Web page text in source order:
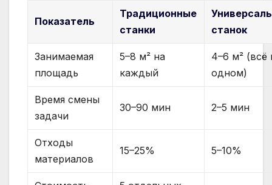
Показатель
Традиционные
станки
станок
Занимаемая
площадь
5–8 м² на
каждый
4–6 м² (всё
одном)
Время смены
задачи
30–90 мин 2–5 мин
Отходы
материалов
15–25% 5–10%